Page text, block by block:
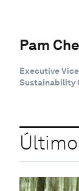
Pam
Executive
Sustainability